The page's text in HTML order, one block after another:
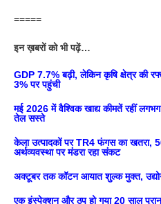
=====
इन ख़बरों को भी पढ़ें…
GDP 7.7% बढ़ी, लेकिन कृषि क्षेत्र की
3% पर पहुंची
मई 2026 में वैश्विक खाद्य कीमतें रहीं
तेल सस्ते
केला उत्पादकों पर TR4 फंगस का खतरा,
अर्थव्यवस्था पर मंडरा रहा संकट
अक्टूबर तक कॉटन आयात शुल्क मुक्त, उद्योग
एक इंस्पेक्शन और ठप हो गया 20 साल